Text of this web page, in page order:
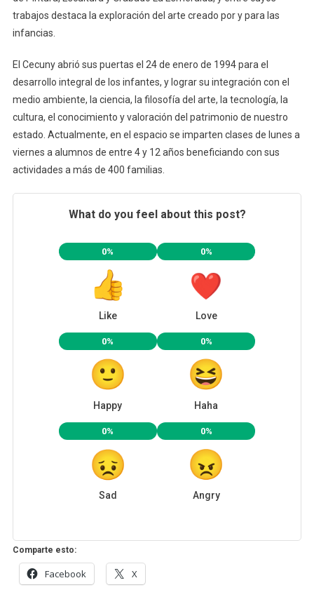
trabajos destaca la exploración del arte creado por y para las
infancias.
El Cecuny abrió sus puertas el 24 de enero de 1994 para el
desarrollo integral de los infantes, y lograr su integración con el
medio ambiente, la ciencia, la filosofía del arte, la tecnología, la
cultura, el conocimiento y valoración del patrimonio de nuestro
estado. Actualmente, en el espacio se imparten clases de lunes a
viernes a alumnos de entre 4 y 12 años beneficiando con sus
actividades a más de 400 familias.
What do you feel about this post?
0%
Like
0%
Love
0%
Happy
0%
Haha
0%
Sad
0%
Angry
Comparte esto:
Facebook X